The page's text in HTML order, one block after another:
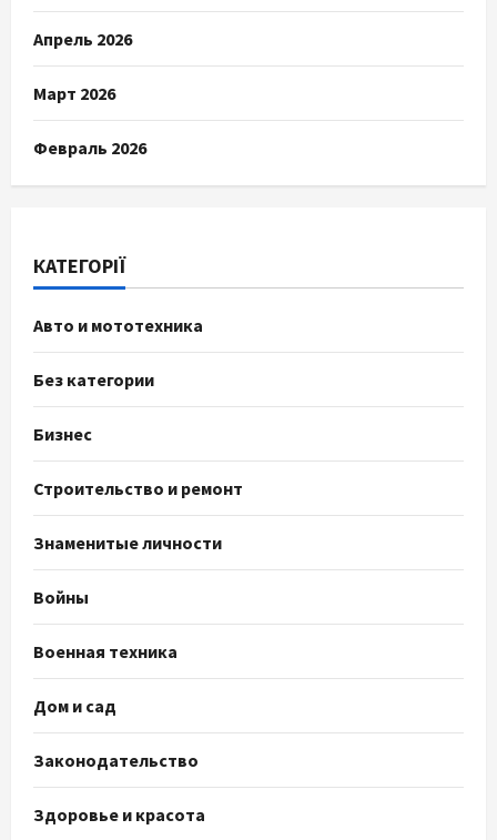
Апрель 2026
Март 2026
Февраль 2026
КАТЕГОРІЇ
Авто и мототехника
Без категории
Бизнес
Строительство и ремонт
Знаменитые личности
Войны
Военная техника
Дом и сад
Законодательство
Здоровье и красота